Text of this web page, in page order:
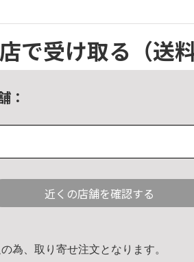
で受け取る （送
：
近くの店舗を確認する
為、取り寄せ注文となります。